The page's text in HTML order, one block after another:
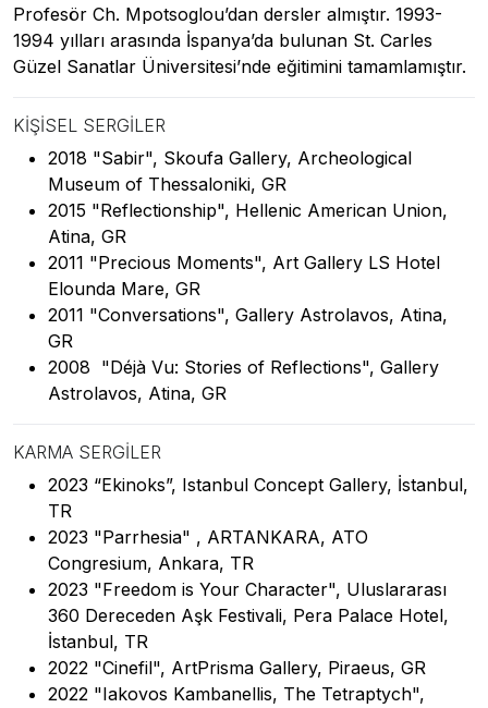
Profesör Ch. Mpotsoglou’dan dersler almıştır. 1993-
1994 yılları arasında İspanya’da bulunan St. Carles
Güzel Sanatlar Üniversitesi’nde eğitimini tamamlamıştır.
KIŞISEL SERGILER
2018 "Sabir", Skoufa Gallery, Archeological
Museum of Thessaloniki, GR
2015 "Reflectionship", Hellenic American Union,
Atina, GR
2011 "Precious Moments", Art Gallery LS Hotel
Elounda Mare, GR
2011 "Conversations", Gallery Astrolavos, Atina,
GR
2008 "Déjà Vu: Stories of Reflections", Gallery
Astrolavos, Atina, GR
KARMA SERGILER
2023 “Ekinoks”, Istanbul Concept Gallery, İstanbul,
TR
2023 "Parrhesia" , ARTANKARA, ATO
Congresium, Ankara, TR
2023 "Freedom is Your Character", Uluslararası
360 Dereceden Aşk Festivali, Pera Palace Hotel,
İstanbul, TR
2022 "Cinefil", ArtPrisma Gallery, Piraeus, GR
2022 "Iakovos Kambanellis, The Tetraptych",